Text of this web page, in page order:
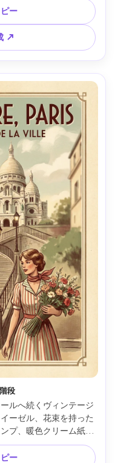
ステクスチャの大きな
ライズドシャドウ、エ
刷仕上げ --ar 4:5
ー
↗
段
ルへ続くヴィンテージ
ーゼル、花束を持った
プ、暖色クリーム紙の
、手描きガッシュ風＋
PARIS」と
ー